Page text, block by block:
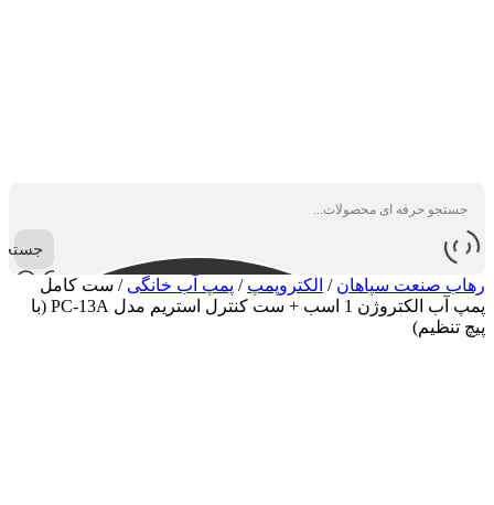
رهاب صنعت سپاهان / الکتروپمپ / پمپ آب خانگی / ست کامل
پمپ آب الکتروژن 1 اسب + ست کنترل استریم مدل PC-13A (با
پیچ تنظیم)